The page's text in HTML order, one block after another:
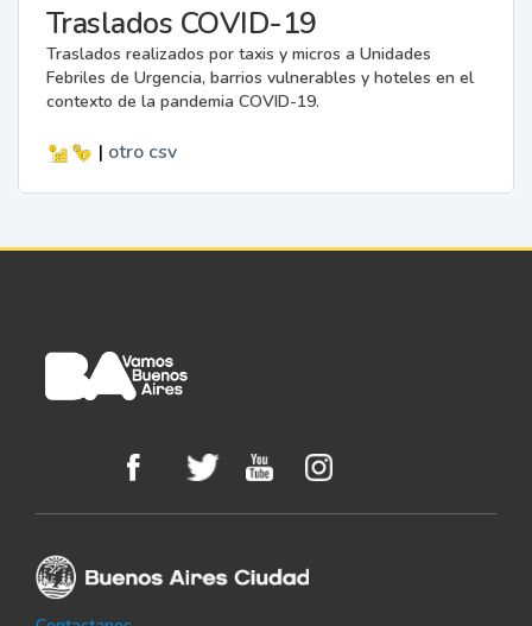
Traslados COVID-19
Traslados realizados por taxis y micros a Unidades
Febriles de Urgencia, barrios vulnerables y hoteles en el
contexto de la pandemia COVID-19.
| otro csv